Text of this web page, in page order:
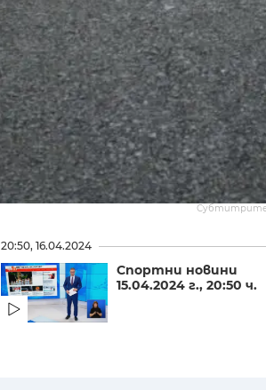
Субтитрите
20:50, 16.04.2024
Спортни новини
15.04.2024 г., 20:50 ч.